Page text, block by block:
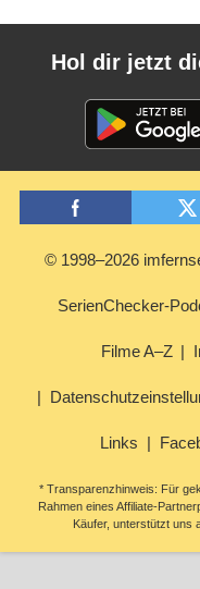
Hol dir jetzt
© 1998–2026
SerienChecker-
Filme A–Z
Links
* Transparenzhinweis: Für
Rahmen eines Affiliate-
Käufer, unterstützt uns